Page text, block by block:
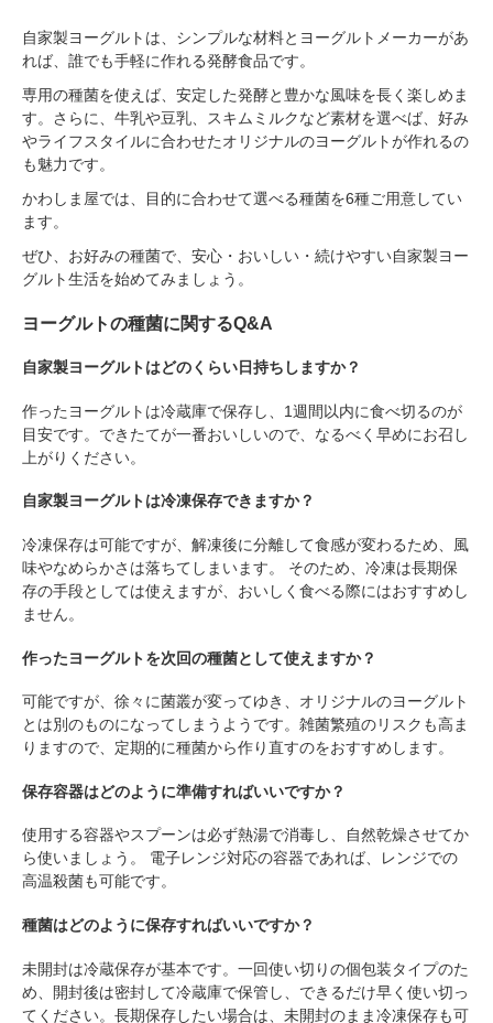
自家製ヨーグルトは、シンプルな材料とヨーグルトメーカーがあ
れば、誰でも手軽に作れる発酵食品です。
専用の種菌を使えば、安定した発酵と豊かな風味を長く楽しめま
す。さらに、牛乳や豆乳、スキムミルクなど素材を選べば、好み
やライフスタイルに合わせたオリジナルのヨーグルトが作れるの
も魅力です。
かわしま屋では、目的に合わせて選べる種菌を6種ご用意してい
ます。
ぜひ、お好みの種菌で、安心・おいしい・続けやすい自家製ヨー
グルト生活を始めてみましょう。
ヨーグルトの種菌に関するQ&A
自家製ヨーグルトはどのくらい日持ちしますか？
作ったヨーグルトは冷蔵庫で保存し、1週間以内に食べ切るのが
目安です。できたてが一番おいしいので、なるべく早めにお召し
上がりください。
自家製ヨーグルトは冷凍保存できますか？
冷凍保存は可能ですが、解凍後に分離して食感が変わるため、風
味やなめらかさは落ちてしまいます。 そのため、冷凍は長期保
存の手段としては使えますが、おいしく食べる際にはおすすめし
ません。
作ったヨーグルトを次回の種菌として使えますか？
可能ですが、徐々に菌叢が変ってゆき、オリジナルのヨーグルト
とは別のものになってしまうようです。雑菌繁殖のリスクも高ま
りますので、定期的に種菌から作り直すのをおすすめします。
保存容器はどのように準備すればいいですか？
使用する容器やスプーンは必ず熱湯で消毒し、自然乾燥させてか
ら使いましょう。 電子レンジ対応の容器であれば、レンジでの
高温殺菌も可能です。
種菌はどのように保存すればいいですか？
未開封は冷蔵保存が基本です。一回使い切りの個包装タイプのた
め、開封後は密封して冷蔵庫で保管し、できるだけ早く使い切っ
てください。長期保存したい場合は、未開封のまま冷凍保存も可